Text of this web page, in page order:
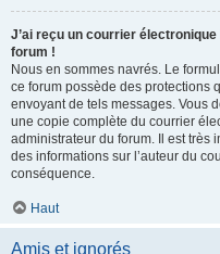
J’ai reçu un courrier
forum !
Nous en sommes navrés. Le
ce forum possède des protections
envoyant de tels messages. Vous
une copie complète du courrier
administrateur du forum. Il est très
des informations sur l’auteur du
conséquence.
Haut
Amis et ignorés